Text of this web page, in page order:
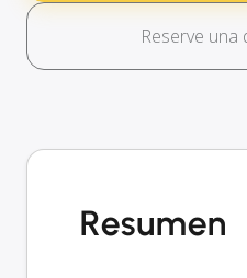
Reserve una
Resumen